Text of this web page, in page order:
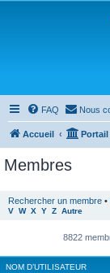
FAQ Nous
Accueil Portail
Membres
Rechercher un membre •
V W X Y Z Autre
8822
NOM D’UTILISATEUR